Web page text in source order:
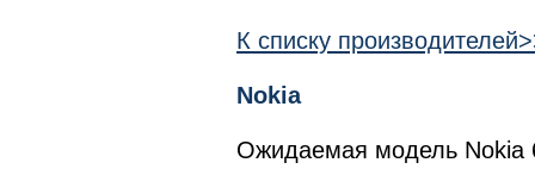
К списку
Nokia
Ожидаемая модель Nokia